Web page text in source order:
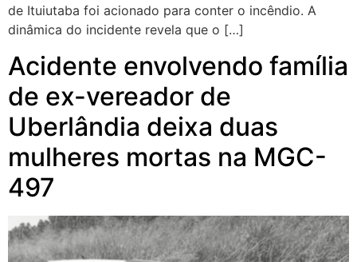
de Ituiutaba foi acionado para conter o incêndio. A
dinâmica do incidente revela que o […]
Acidente envolvendo família
de ex-vereador de
Uberlândia deixa duas
mulheres mortas na MGC-
497